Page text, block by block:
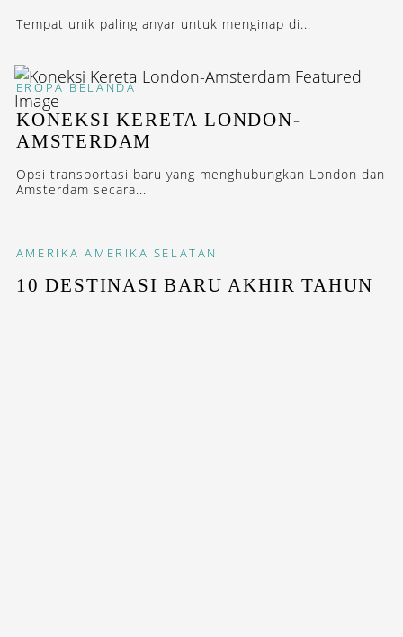
Tempat unik paling anyar untuk menginap di...
EROPA BELANDA
KONEKSI KERETA LONDON-
AMSTERDAM
Opsi transportasi baru yang menghubungkan London dan
Amsterdam secara...
AMERIKA AMERIKA SELATAN
10 DESTINASI BARU AKHIR TAHUN